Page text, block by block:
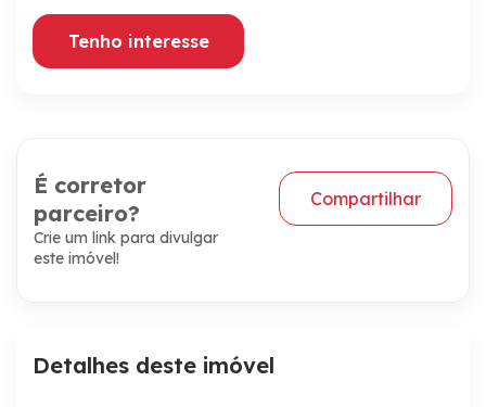
Tenho interesse
É corretor
parceiro?
Crie um link para divulgar
este imóvel!
Compartilhar
Detalhes deste imóvel